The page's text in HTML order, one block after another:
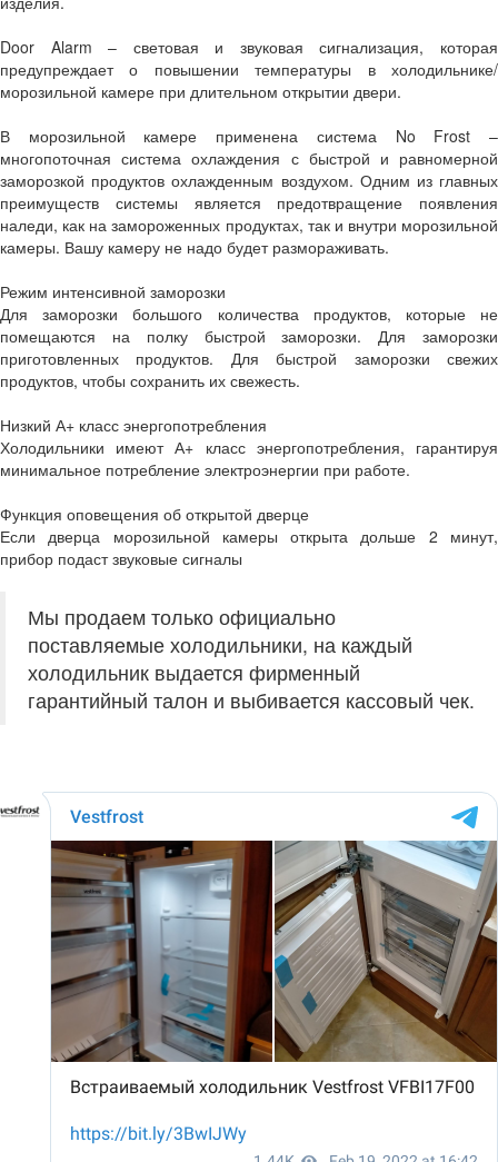
Door Alarm – световая и звуковая сигнализация, которая
предупреждает о повышении температуры в холодильнике/
морозильной камере при длительном открытии двери.
В морозильной камере применена система No Frost –
многопоточная система охлаждения с быстрой и равномерной
заморозкой продуктов охлажденным воздухом. Одним из главных
преимуществ системы является предотвращение появления
наледи, как на замороженных продуктах, так и внутри морозильной
камеры. Вашу камеру не надо будет размораживать.
Режим интенсивной заморозки
Для заморозки большого количества продуктов, которые не
помещаются на полку быстрой заморозки. Для заморозки
приготовленных продуктов. Для быстрой заморозки свежих
продуктов, чтобы сохранить их свежесть.
Низкий А+ класс энергопотребления
Холодильники имеют А+ класс энергопотребления, гарантируя
минимальное потребление электроэнергии при работе.
Функция оповещения об открытой дверце
Если дверца морозильной камеры открыта дольше 2 минут,
прибор подаст звуковые сигналы
Мы продаем только официально
поставляемые холодильники, на каждый
холодильник выдается фирменный
гарантийный талон и выбивается кассовый чек.